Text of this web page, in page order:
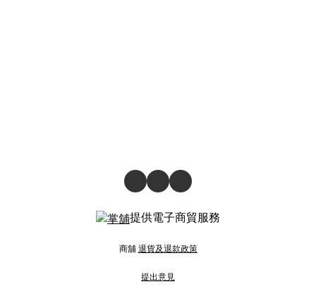
提供電子商貿服務
商舖 退貨及退款政策
提出意見